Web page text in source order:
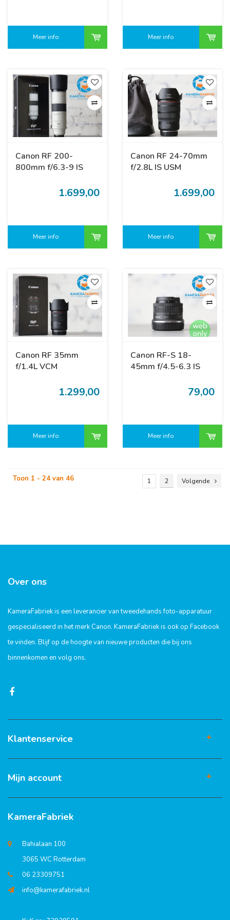
Meer info Meer info
Canon RF 200-
800mm f/6.3-9 IS
1.699,00
Meer info
Canon RF 24-70mm
f/2.8L IS USM
1.699,00
Meer info
Canon RF 35mm
f/1.4L VCM
1.299,00
Meer info
Canon RF-S 18-
45mm f/4.5-6.3 IS
79,00
Meer info
Toon 1 - 24 van 46 1 2 Volgende
Over ons
KameraFabriek is een leverancier van tweedehands foto-apparatuur
gespecialiseerd in het merk Canon. KameraFabriek is ook op Facebook
te vinden. Blijf op de hoogte van nieuwe producten die bij ons
binnenkomen en volg ons.
Klantenservice
Mijn account
KameraFabriek
Bahialaan 100
3065 WC Rotterdam
06 23309751
info@kamerafabriek.nl